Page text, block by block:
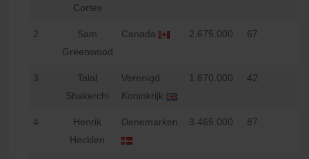
Cortes
2
Sam
Greenwood
Canada 2.675.000 67
3
Talal
Shakerchi
Verenigd
Koninkrijk
1.670.000 42
4
Henrik
Hecklen
Denemarken 3.465.000 87